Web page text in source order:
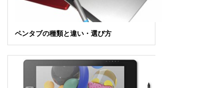
ペンタブの種類と違い・選び方